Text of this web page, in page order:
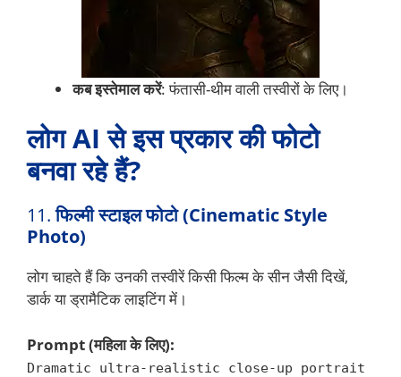
कब इस्तेमाल करें: फंतासी-थीम वाली तस्वीरों के लिए।
लोग AI से इस प्रकार की फोटो
बनवा रहे हैं?
11.फिल्मी स्टाइल फोटो (Cinematic Style
Photo)
लोग चाहते हैं कि उनकी तस्वीरें किसी फिल्म के सीन जैसी दिखें,
डार्क या ड्रामैटिक लाइटिंग में।
Prompt (महिला के लिए):
Dramatic ultra-realistic close-up portrait